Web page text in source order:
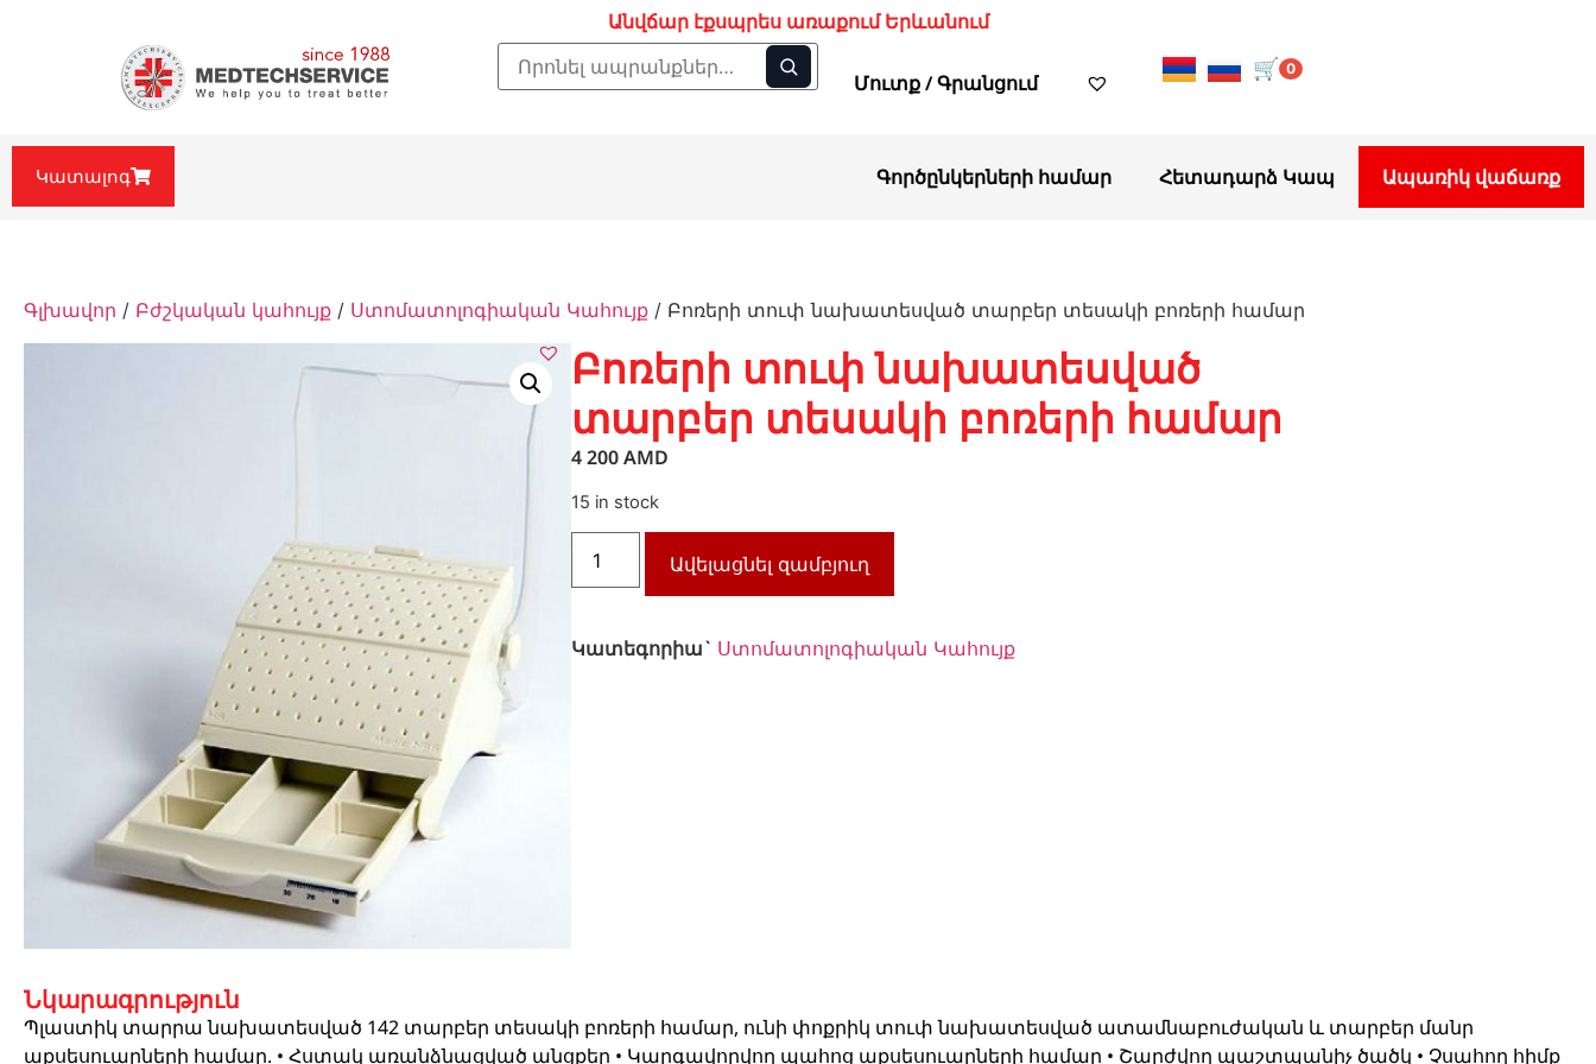
Անվճար էքսպրես առաքում Երևանում
Մուտք / Գրանցում
🛒 0
Կատալոգ Գործընկերների համար Հետադարձ Կապ Ապառիկ վաճառք
Գլխավոր / Բժշկական կահույք / Ստոմատոլոգիական Կահույք / Բոռերի տուփ նախատեսված տարբեր տեսակի բոռերի համար
Բոռերի տուփ նախատեսված
տարբեր տեսակի բոռերի համար
4 200AMD
15 in stock
Ավելացնել զամբյուղ
Կատեգորիա` Ստոմատոլոգիական Կահույք
Նկարագրություն
Պլաստիկ տարրա նախատեսված 142 տարբեր տեսակի բոռերի համար, ունի փոքրիկ տուփ նախատեսված ատամնաբուժական և տարբեր մանր
աքսեսուարների համար. • Հստակ առանձնացված անցքեր • Կարգավորվող պահոց աքսեսուարների համար • Շարժվող պաշտպանիչ ծածկ • Չսահող հիմք